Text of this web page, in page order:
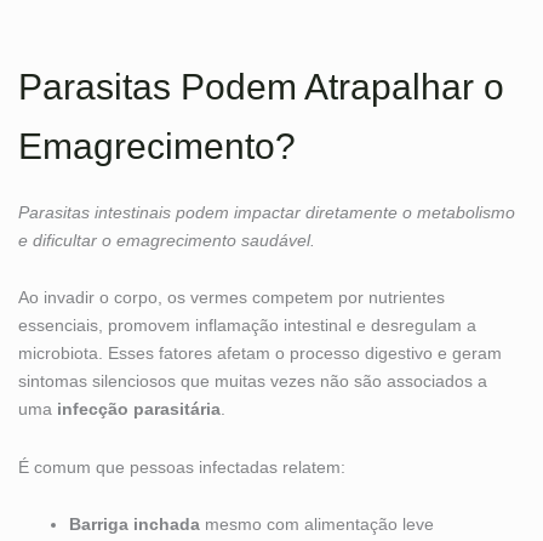
Parasitas Podem Atrapalhar o
Emagrecimento?
Parasitas intestinais podem impactar diretamente o metabolismo
e dificultar o emagrecimento saudável.
Ao invadir o corpo, os vermes competem por nutrientes
essenciais, promovem inflamação intestinal e desregulam a
microbiota. Esses fatores afetam o processo digestivo e geram
sintomas silenciosos que muitas vezes não são associados a
uma infecção parasitária.
É comum que pessoas infectadas relatem:
Barriga inchada mesmo com alimentação leve